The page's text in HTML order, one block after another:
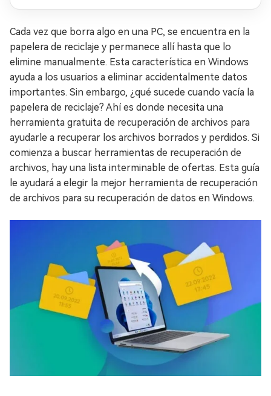
Cada vez que borra algo en una PC, se encuentra en la
papelera de reciclaje y permanece allí hasta que lo
elimine manualmente. Esta característica en Windows
ayuda a los usuarios a eliminar accidentalmente datos
importantes. Sin embargo, ¿qué sucede cuando vacía la
papelera de reciclaje? Ahí es donde necesita una
herramienta gratuita de recuperación de archivos para
ayudarle a recuperar los archivos borrados y perdidos. Si
comienza a buscar herramientas de recuperación de
archivos, hay una lista interminable de ofertas. Esta guía
le ayudará a elegir la mejor herramienta de recuperación
de archivos para su recuperación de datos en Windows.